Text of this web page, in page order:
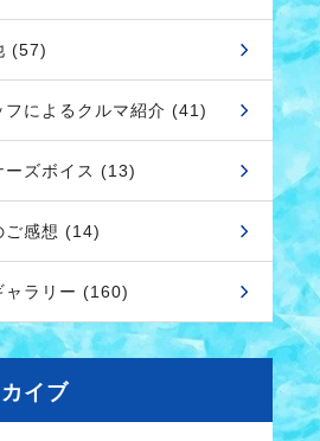
(57)
フによるクルマ紹介 (41)
ーズボイス (13)
ご感想 (14)
ャラリー (160)
イブ